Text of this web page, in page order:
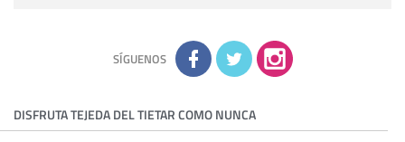
adicional y detallada sobre cómo tratamos sus datos en la
política de privacidad
SÍGUENOS
DISFRUTA TEJEDA DEL TIETAR COMO NUNCA